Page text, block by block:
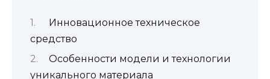
Инновационное техническое
средство
Особенности модели и технологии
уникального материала